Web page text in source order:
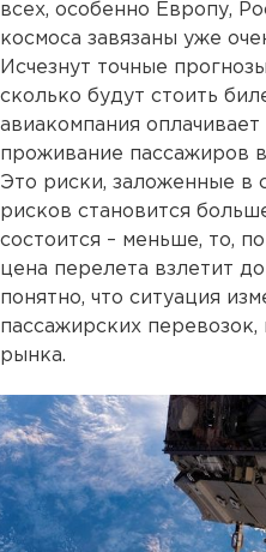
всех, особенно Европу,
космоса завязаны уже
Исчезнут точные
сколько будут стоить
авиакомпания
проживание пассажиров
Это риски, заложенные в
рисков становится
состоится – меньше, то,
цена перелета взлетит
понятно, что ситуация
пассажирских
рынка.